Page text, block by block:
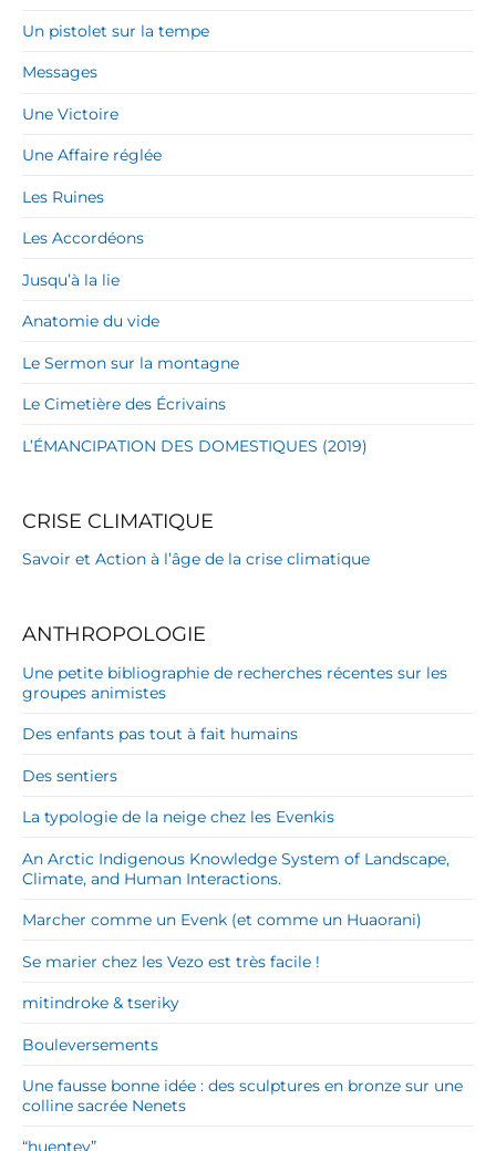
Un pistolet sur la tempe
Messages
Une Victoire
Une Affaire réglée
Les Ruines
Les Accordéons
Jusqu’à la lie
Anatomie du vide
Le Sermon sur la montagne
Le Cimetière des Écrivains
L’ÉMANCIPATION DES DOMESTIQUES (2019)
CRISE CLIMATIQUE
Savoir et Action à l’âge de la crise climatique
ANTHROPOLOGIE
Une petite bibliographie de recherches récentes sur les
groupes animistes
Des enfants pas tout à fait humains
Des sentiers
La typologie de la neige chez les Evenkis
An Arctic Indigenous Knowledge System of Landscape,
Climate, and Human Interactions.
Marcher comme un Evenk (et comme un Huaorani)
Se marier chez les Vezo est très facile !
mitindroke & tseriky
Bouleversements
Une fausse bonne idée : des sculptures en bronze sur une
colline sacrée Nenets